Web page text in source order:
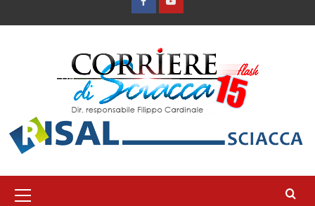
FacebookYountube
principale